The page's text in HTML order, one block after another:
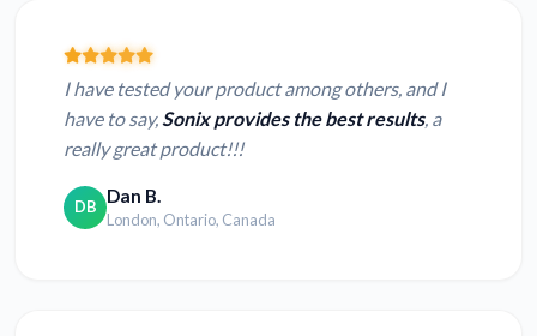
I have tested your product among others, and I
have to say,Sonix provides the best results, a
really great product!!!
DB Dan B.
London, Ontario, Canada